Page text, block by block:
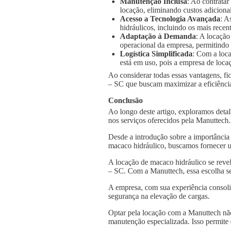
locação, eliminando custos
Acesso a Tecnologia Avançada:
hidráulicos, incluindo os mais
Adaptação à Demanda: A
operacional da empresa,
Logística Simplificada: Com a
está em uso, pois a empresa de
Ao considerar todas essas vantagens,
– SC que buscam maximizar a
Conclusão
Ao longo deste artigo, exploramos
nos serviços oferecidos pela Manuttech.
Desde a introdução sobre a
macaco hidráulico, buscamos fornecer
A locação de macaco hidráulico se
– SC. Com a Manuttech, essa escolha
A empresa, com sua experiência
segurança na elevação de cargas.
Optar pela locação com a Manuttech
manutenção especializada. Isso